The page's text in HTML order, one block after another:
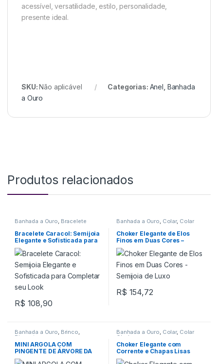
acessível, versatilidade, estilo, personalidade,
presente ideal.
SKU:Não aplicável Categorias: Anel Banhada
a Ouro
Produtos relacionados
Banhada a Ouro, Bracelete
Bracelete Caracol: Semijoia
Elegante e Sofisticada para
Completar seu Look
R$ 108,90
Banhada a Ouro, Colar, Colar
Choker Elegante de Elos
Finos em Duas Cores –
Semijoia de Luxo
R$ 154,72
Banhada a Ouro, Brinco,
Pingente
MINI ARGOLA COM
PINGENTE DE ÁRVORE DA
VIDA CRAVEJADO (019278)
Banhada a Ouro, Colar, Colar
Choker
Choker Elegante com
Corrente e Chapas Lisas
Redondas – Semijoia de